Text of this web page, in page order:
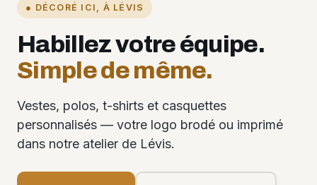
● DÉCORÉ ICI, À LÉVIS
Habillez votre équipe.
Simple de même.
Vestes, polos, t-shirts et casquettes
personnalisés — votre logo brodé ou imprimé
dans notre atelier de Lévis.